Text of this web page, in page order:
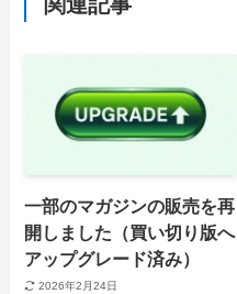
一部のマガジンの販売を再
開しました（買い切り版へ
アップグレード済み）
2026年2月24日